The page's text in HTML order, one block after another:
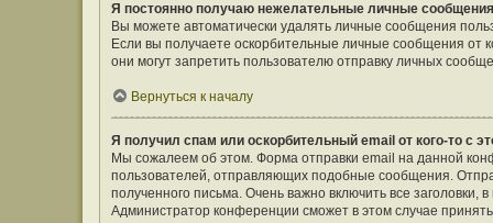
Я постоянно получаю нежелательные личные
Вы можете автоматически удалять личные сообщения
Если вы получаете оскорбительные личные сообщения от
они могут запретить пользователю отправку личных
Вернуться к началу
Я получил спам или оскорбительный email от кого-то с
Мы сожалеем об этом. Форма отправки email на данной
пользователей, отправляющих подобные сообщения.
полученного письма. Очень важно включить все
Администратор конференции сможет в этом случае